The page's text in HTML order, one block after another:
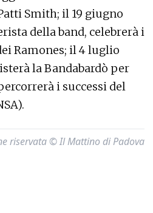
Smith; il 19 giugno
della band, celebrerà i
Ramones; il 4 luglio
la Bandabardò per
i successi del
riservata © Il Mattino di Padova